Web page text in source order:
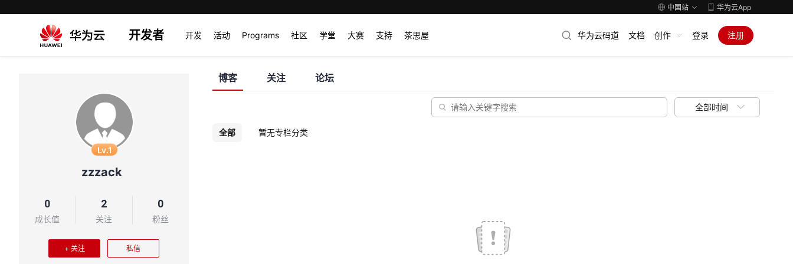
中国站 华为云App
开发者 开发 活动 Programs 社区 学堂 大赛 支持 茶思屋 华为云码道 文档 创作 登录 注册
Lv.1
zzzack
0
成长值
2
关注
0
粉丝
+ 关注 私信
博客 关注 论坛
全部时间
全部 暂无专栏分类